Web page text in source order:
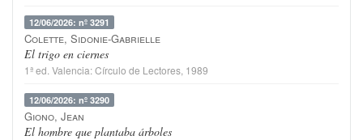
12/06/2026: nº 3291
Colette, Sidonie-Gabrielle
El trigo en ciernes
1ª ed. Valencia:Círculo de Lectores , 1989
12/06/2026: nº 3290
Giono, Jean
El hombre que plantaba árboles